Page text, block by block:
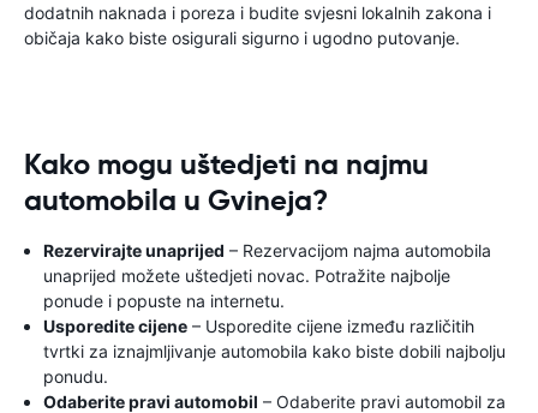
dodatnih naknada i poreza i budite svjesni lokalnih zakona i
običaja kako biste osigurali sigurno i ugodno putovanje.
Kako mogu uštedjeti na najmu
automobila u Gvineja?
Rezervirajte unaprijed – Rezervacijom najma automobila
unaprijed možete uštedjeti novac. Potražite najbolje
ponude i popuste na internetu.
Usporedite cijene – Usporedite cijene između različitih
tvrtki za iznajmljivanje automobila kako biste dobili najbolju
ponudu.
Odaberite pravi automobil – Odaberite pravi automobil za